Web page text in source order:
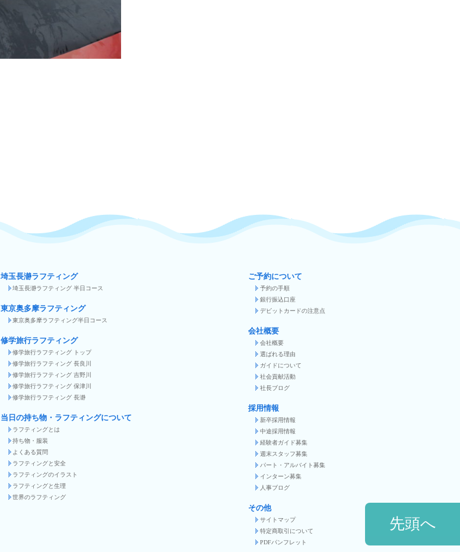
先頭へ
埼玉長瀞ラフティング
埼玉長瀞ラフティング 半日コース
東京奥多摩ラフティング
東京奥多摩ラフティング半日コース
修学旅行ラフティング
修学旅行ラフティング トップ
修学旅行ラフティング 長良川
修学旅行ラフティング 吉野川
修学旅行ラフティング 保津川
修学旅行ラフティング 長瀞
当日の持ち物・ラフティングについて
ラフティングとは
持ち物・服装
よくある質問
ラフティングと安全
ラフティングのイラスト
ラフティングと生理
世界のラフティング
ご予約について
予約の手順
銀行振込口座
デビットカードの注意点
会社概要
会社概要
選ばれる理由
ガイドについて
社会貢献活動
社長ブログ
採用情報
新卒採用情報
中途採用情報
経験者ガイド募集
週末スタッフ募集
パート・アルバイト募集
インターン募集
人事ブログ
その他
サイトマップ
特定商取引について
PDFパンフレット